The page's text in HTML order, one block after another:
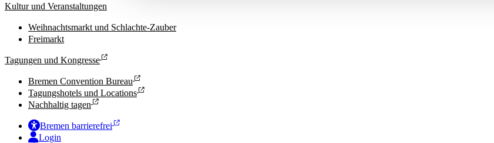
Kultur und Veranstaltungen
Weihnachtsmarkt und Schlachte-Zauber
Freimarkt
Tagungen und Kongresse
Bremen Convention Bureau
Tagungshotels und Locations
Nachhaltig tagen
Bremen barrierefrei
Login